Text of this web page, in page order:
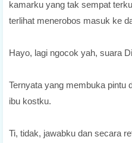
kamarku yang tak sempat
terlihat menerobos masuk ke
Hayo, lagi ngocok yah, suara
Ternyata yang membuka pintu
ibu kostku.
Ti, tidak, jawabku dan secara